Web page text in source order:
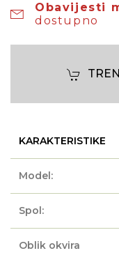
Obavijesti
dostupno
KARAKTERISTIKE
Model:
Spol:
Oblik okvira